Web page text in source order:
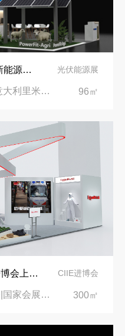
意大利展台设计搭建-保威新能源在意大利里米尼会展中心推出最新产品-中励展览设计策划公司 光伏能源展
意大利可再生能源展览会|意大利里米尼会展中心 96㎡
埃克森美孚公司在第三届进博会上展示非凡的展台搭建设计 CIIE进博会
第三届中国国际进口博览会|国家会展中心 300㎡